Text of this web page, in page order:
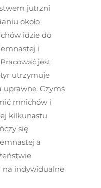
jutrzni
około
idzie do
i
jest
utrzymuje
uprawne. Czymś
mnichów i
kilkunastu
się
a
na indywidualne